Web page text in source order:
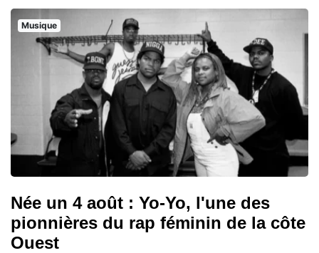
Musique
Née un 4 août : Yo-Yo, l'une des
pionnières du rap féminin de la côte
Ouest